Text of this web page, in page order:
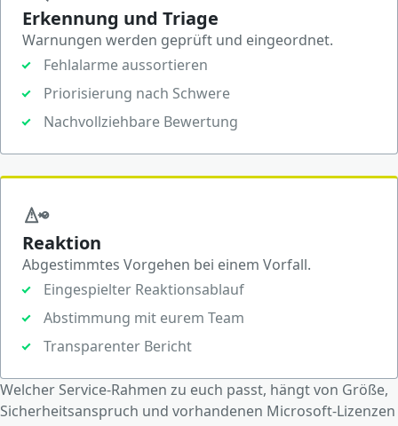
Erkennung und Triage
Warnungen werden geprüft und eingeordnet.
Fehlalarme aussortieren
Priorisierung nach Schwere
Nachvollziehbare Bewertung
Reaktion
Abgestimmtes Vorgehen bei einem Vorfall.
Eingespielter Reaktionsablauf
Abstimmung mit eurem Team
Transparenter Bericht
Welcher Service-Rahmen zu euch passt, hängt von Größe,
Sicherheitsanspruch und vorhandenen Microsoft-Lizenzen